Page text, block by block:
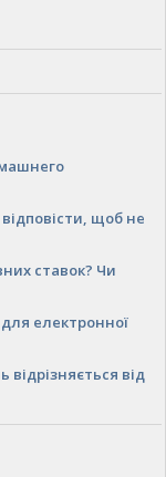
щоб не
ставок? Чи
електронної
від